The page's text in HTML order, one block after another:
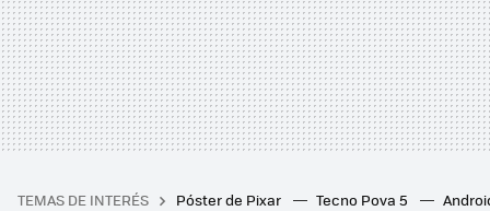
TEMAS DE INTERÉS Póster de Pixar Tecno Pova 5